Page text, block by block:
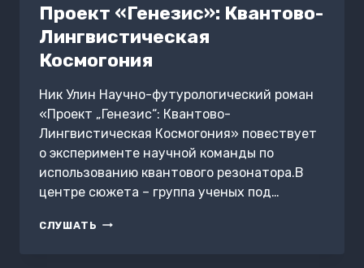
Проект «Генезис»: Квантово-
Лингвистическая
Космогония
Ник Улин Научно-футурологический роман
«Проект „Генезис“: Квантово-
Лингвистическая Космогония» повествует
о эксперименте научной команды по
использованию квантового резонатора.В
центре сюжета – группа ученых под…
СЛУШАТЬ ПРОЕКТ